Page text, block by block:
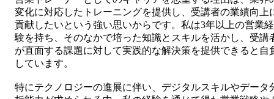
変化に対応したトレーニングを提供し、受講者の業績向上
貢献したいという強い思いからです。私は3年以上の営業経
験を持ち、そのなかで培った知識とスキルを活かし、受講
が直面する課題に対して実践的な解決策を提供できると自
しています。
特にテクノロジーの進展に伴い、デジタルスキルやデータ